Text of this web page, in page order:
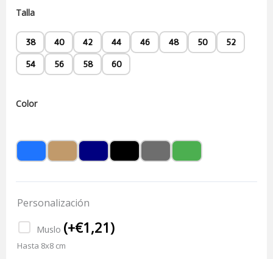
Talla
38 40 42 44 46 48 50
52
54
56 58 60
Color
Personalización
Muslo (+€1,21)
Hasta 8x8 cm